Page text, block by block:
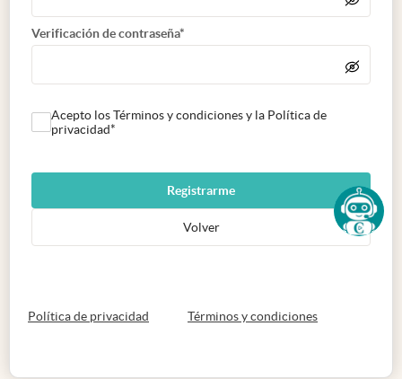
Verificación de contraseña*
Acepto los Términos y condiciones y la Política de
privacidad*
Registrarme
Volver
Política de privacidad abre en nueva pestaña
Términos y condicionesabre en nueva